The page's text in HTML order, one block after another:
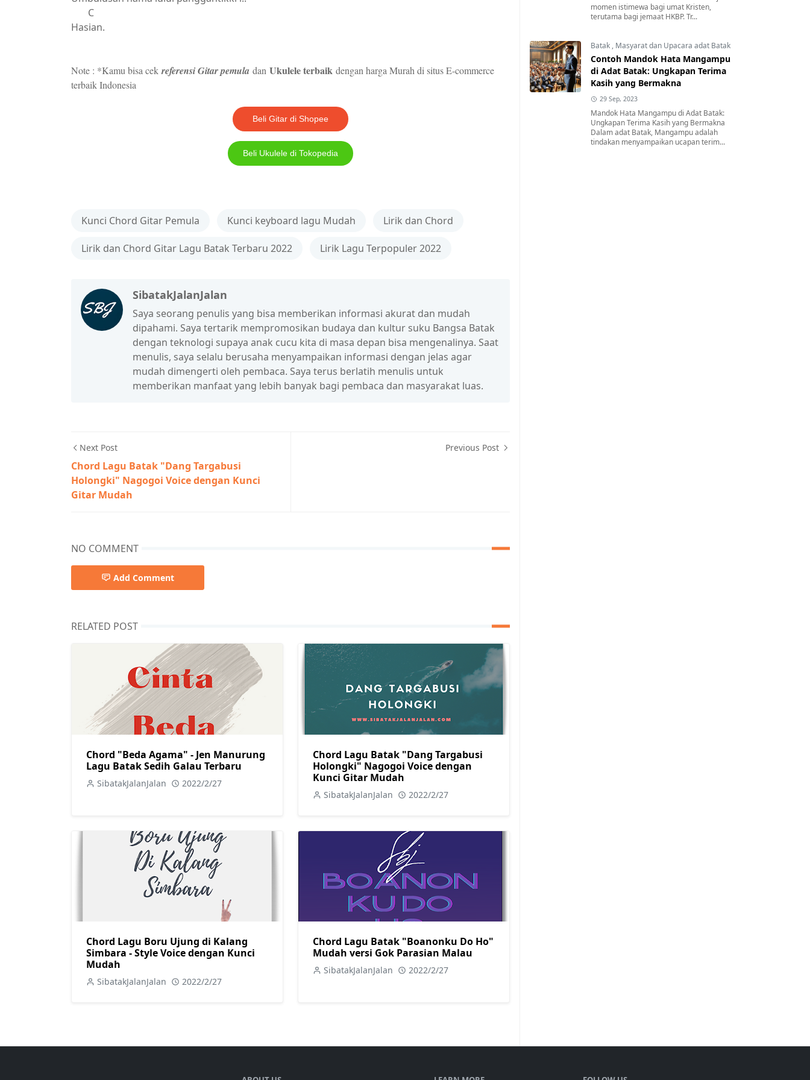
C
Hasian.
Note : *Kamu bisa cek referensi Gitar pemula dan Ukulele terbaik dengan harga Murah di situs E-commerce
terbaik Indonesia
Beli Gitar di Shopee
Beli Ukulele di Tokopedia
Kunci Chord Gitar Pemula Kunci keyboard lagu Mudah Lirik dan Chord
Lirik dan Chord Gitar Lagu Batak Terbaru 2022 Lirik Lagu Terpopuler 2022
SibatakJalanJalan
Saya seorang penulis yang bisa memberikan informasi akurat dan mudah
dipahami. Saya tertarik mempromosikan budaya dan kultur suku Bangsa Batak
dengan teknologi supaya anak cucu kita di masa depan bisa mengenalinya. Saat
menulis, saya selalu berusaha menyampaikan informasi dengan jelas agar
mudah dimengerti oleh pembaca. Saya terus berlatih menulis untuk
memberikan manfaat yang lebih banyak bagi pembaca dan masyarakat luas.
Next Post
Chord Lagu Batak "Dang Targabusi
Holongki" Nagogoi Voice dengan Kunci
Gitar Mudah
Previous Post
NO COMMENT
Add Comment
RELATED POST
Chord "Beda Agama" - Jen Manurung
Lagu Batak Sedih Galau Terbaru
SibatakJalanJalan 2022/2/27
Chord Lagu Batak "Dang Targabusi
Holongki" Nagogoi Voice dengan
Kunci Gitar Mudah
SibatakJalanJalan 2022/2/27
Chord Lagu Boru Ujung di Kalang
Simbara - Style Voice dengan Kunci
Mudah
SibatakJalanJalan 2022/2/27
Chord Lagu Batak "Boanonku Do Ho"
Mudah versi Gok Parasian Malau
SibatakJalanJalan 2022/2/27
momen istimewa bagi umat Kristen,
terutama bagi jemaat HKBP. Tr...
Batak , Masyarat dan Upacara adat Batak
Contoh Mandok Hata Mangampu
di Adat Batak: Ungkapan Terima
Kasih yang Bermakna
29 Sep, 2023
Mandok Hata Mangampu di Adat Batak:
Ungkapan Terima Kasih yang Bermakna
Dalam adat Batak, Mangampu adalah
tindakan menyampaikan ucapan terim...